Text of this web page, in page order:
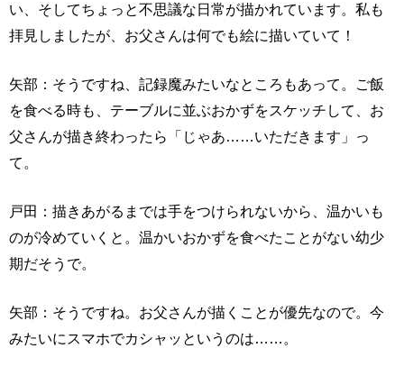
い、そしてちょっと不思議な日常が描かれています。私も
拝見しましたが、お父さんは何でも絵に描いていて！
矢部：そうですね、記録魔みたいなところもあって。ご飯
を食べる時も、テーブルに並ぶおかずをスケッチして、お
父さんが描き終わったら「じゃあ……いただきます」っ
て。
戸田：描きあがるまでは手をつけられないから、温かいも
のが冷めていくと。温かいおかずを食べたことがない幼少
期だそうで。
矢部：そうですね。お父さんが描くことが優先なので。今
みたいにスマホでカシャッというのは……。